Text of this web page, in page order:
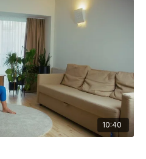
10:40